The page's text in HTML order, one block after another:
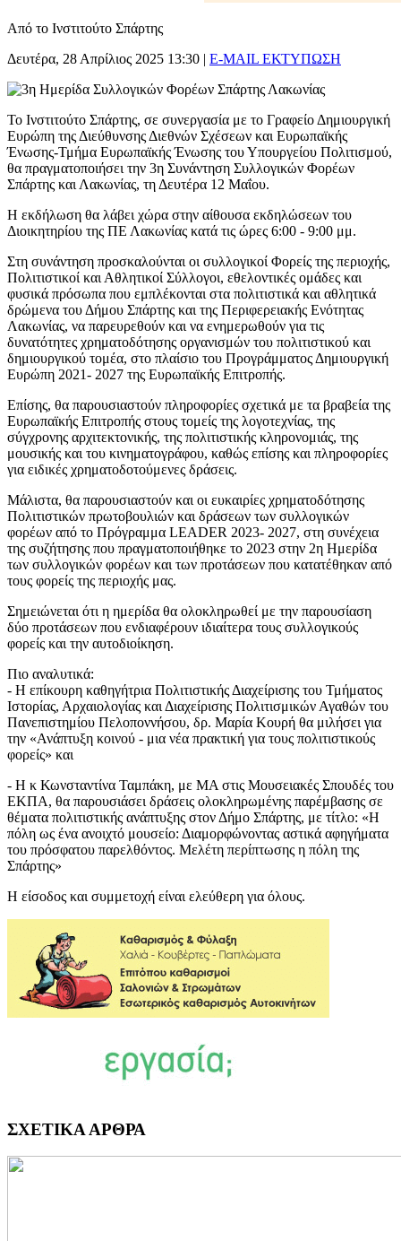
Από το Ινστιτούτο Σπάρτης
Δευτέρα, 28 Απρίλιος 2025 13:30 | E-MAIL ΕΚΤΥΠΩΣΗ
Το Ινστιτούτο Σπάρτης, σε συνεργασία με το Γραφείο Δημιουργική
Ευρώπη της Διεύθυνσης Διεθνών Σχέσεων και Ευρωπαϊκής
Ένωσης-Τμήμα Ευρωπαϊκής Ένωσης του Υπουργείου Πολιτισμού,
θα πραγματοποιήσει την 3η Συνάντηση Συλλογικών Φορέων
Σπάρτης και Λακωνίας, τη Δευτέρα 12 Μαΐου.
Η εκδήλωση θα λάβει χώρα στην αίθουσα εκδηλώσεων του
Διοικητηρίου της ΠΕ Λακωνίας κατά τις ώρες 6:00 - 9:00 μμ.
Στη συνάντηση προσκαλούνται οι συλλογικοί Φορείς της περιοχής,
Πολιτιστικοί και Αθλητικοί Σύλλογοι, εθελοντικές ομάδες και
φυσικά πρόσωπα που εμπλέκονται στα πολιτιστικά και αθλητικά
δρώμενα του Δήμου Σπάρτης και της Περιφερειακής Ενότητας
Λακωνίας, να παρευρεθούν και να ενημερωθούν για τις
δυνατότητες χρηματοδότησης οργανισμών του πολιτιστικού και
δημιουργικού τομέα, στο πλαίσιο του Προγράμματος Δημιουργική
Ευρώπη 2021- 2027 της Ευρωπαϊκής Επιτροπής.
Επίσης, θα παρουσιαστούν πληροφορίες σχετικά με τα βραβεία της
Ευρωπαϊκής Επιτροπής στους τομείς της λογοτεχνίας, της
σύγχρονης αρχιτεκτονικής, της πολιτιστικής κληρονομιάς, της
μουσικής και του κινηματογράφου, καθώς επίσης και πληροφορίες
για ειδικές χρηματοδοτούμενες δράσεις.
Μάλιστα, θα παρουσιαστούν και οι ευκαιρίες χρηματοδότησης
Πολιτιστικών πρωτοβουλιών και δράσεων των συλλογικών
φορέων από το Πρόγραμμα LEADER 2023- 2027, στη συνέχεια
της συζήτησης που πραγματοποιήθηκε το 2023 στην 2η Ημερίδα
των συλλογικών φορέων και των προτάσεων που κατατέθηκαν από
τους φορείς της περιοχής μας.
Σημειώνεται ότι η ημερίδα θα ολοκληρωθεί με την παρουσίαση
δύο προτάσεων που ενδιαφέρουν ιδιαίτερα τους συλλογικούς
φορείς και την αυτοδιοίκηση.
Πιο αναλυτικά:
- Η επίκουρη καθηγήτρια Πολιτιστικής Διαχείρισης του Τμήματος
Ιστορίας, Αρχαιολογίας και Διαχείρισης Πολιτισμικών Αγαθών του
Πανεπιστημίου Πελοποννήσου, δρ. Μαρία Κουρή θα μιλήσει για
την «Ανάπτυξη κοινού - μια νέα πρακτική για τους πολιτιστικούς
φορείς» και
- Η κ Κωνσταντίνα Ταμπάκη, με ΜΑ στις Μουσειακές Σπουδές του
ΕΚΠΑ, θα παρουσιάσει δράσεις ολοκληρωμένης παρέμβασης σε
θέματα πολιτιστικής ανάπτυξης στον Δήμο Σπάρτης, με τίτλο: «Η
πόλη ως ένα ανοιχτό μουσείο: Διαμορφώνοντας αστικά αφηγήματα
του πρόσφατου παρελθόντος. Μελέτη περίπτωσης η πόλη της
Σπάρτης»
Η είσοδος και συμμετοχή είναι ελεύθερη για όλους.
ΣΧΕΤΙΚΑ ΑΡΘΡΑ